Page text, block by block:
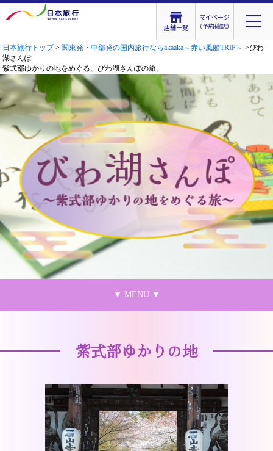
店舗一覧
マイページ
（予約確認）
日本旅行トップ> 関東発・中部発の国内旅行ならakaaka～赤い風船TRIP～ >びわ
湖さんぽ
紫式部ゆかりの地をめぐる、びわ湖さんぽの旅。
紫式部ゆかりの地